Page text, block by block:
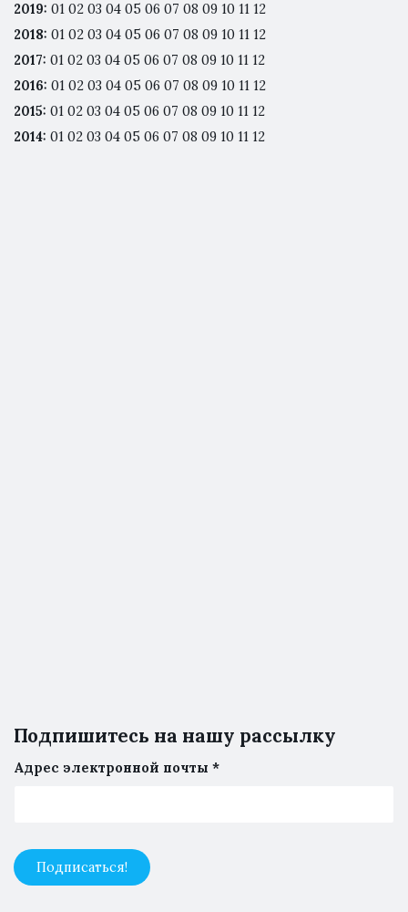
2019: 01 02 03 04 05 06 07 08 09 10 11 12
2018: 01 02 03 04 05 06 07 08 09 10 11 12
2017: 01 02 03 04 05 06 07 08 09 10 11 12
2016: 01 02 03 04 05 06 07 08 09 10 11 12
2015: 01 02 03 04 05 06 07 08 09 10 11 12
2014: 01 02 03 04 05 06 07 08 09 10 11 12
Подпишитесь на нашу рассылку
Адрес электронной почты *